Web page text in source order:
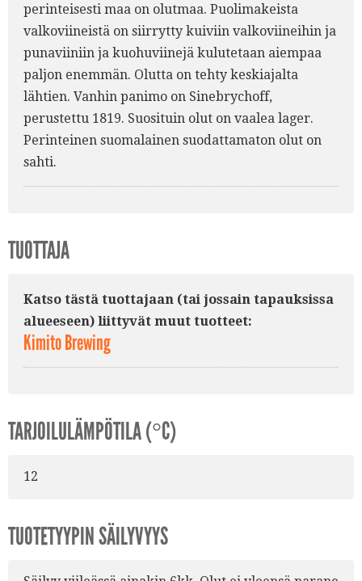
perinteisesti maa on olutmaa. Puolimakeista
valkoviineistä on siirrytty kuiviin valkoviineihin ja
punaviiniin ja kuohuviinejä kulutetaan aiempaa
paljon enemmän. Olutta on tehty keskiajalta
lähtien. Vanhin panimo on Sinebrychoff,
perustettu 1819. Suosituin olut on vaalea lager.
Perinteinen suomalainen suodattamaton olut on
sahti.
TUOTTAJA
Katso tästä tuottajaan (tai jossain tapauksissa
alueeseen) liittyvät muut tuotteet:
Kimito Brewing
TARJOILULÄMPÖTILA (°C)
12
TUOTETYYPIN SÄILYVYYS